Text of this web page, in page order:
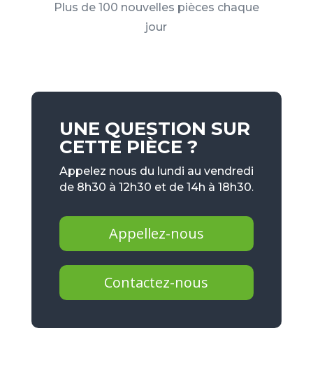
Plus de 100 nouvelles pièces chaque
jour
UNE QUESTION SUR
CETTE PIÈCE ?
Appelez nous du lundi au vendredi
de 8h30 à 12h30 et de 14h à 18h30.
Appellez-nous
Contactez-nous